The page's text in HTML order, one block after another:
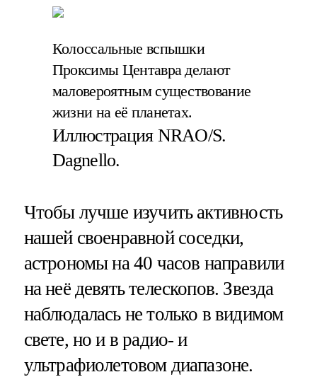
Колоссальные вспышки
Проксимы Центавра делают
маловероятным существование
жизни на её планетах.
Иллюстрация NRAO/S.
Dagnello.
Чтобы лучше изучить активность
нашей своенравной соседки,
астрономы на 40 часов направили
на неё девять телескопов. Звезда
наблюдалась не только в видимом
свете, но и в радио- и
ультрафиолетовом диапазоне.